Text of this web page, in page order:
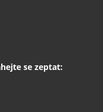
se zeptat: